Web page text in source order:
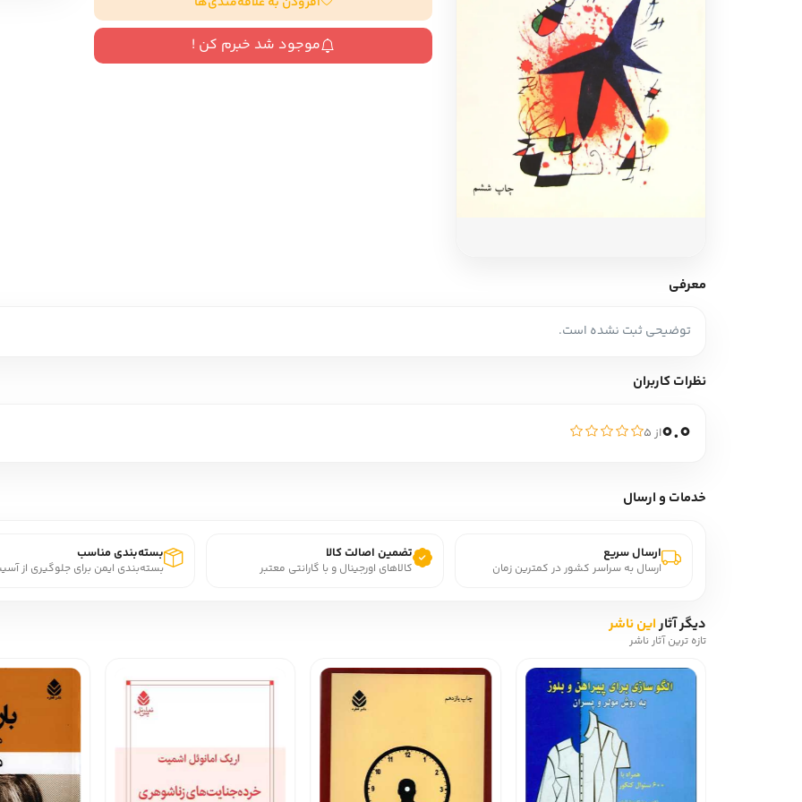
ادبیات آلمان
ادبیات ترکیه
ادبیات آسیا
سایر کشورهای اروپا
ادبیات
زبان شناسی
سایر کشورهای اروپا
موجود شد خبرم کن !
معرفی
توضیحی ثبت نشده است.
نظرات کاربران
0.0از ۵
خدمات و ارسال
ارسال سریع
ارسال به سراسر کشور در کمترین زمان
تضمین اصالت کالا
کالاهای اورجینال و با گارانتی معتبر
بسته‌بندی مناسب
بسته‌بندی ایمن برای جلوگیری از
دیگر آثاراین ناشر
تازه ترین آثار ناشر